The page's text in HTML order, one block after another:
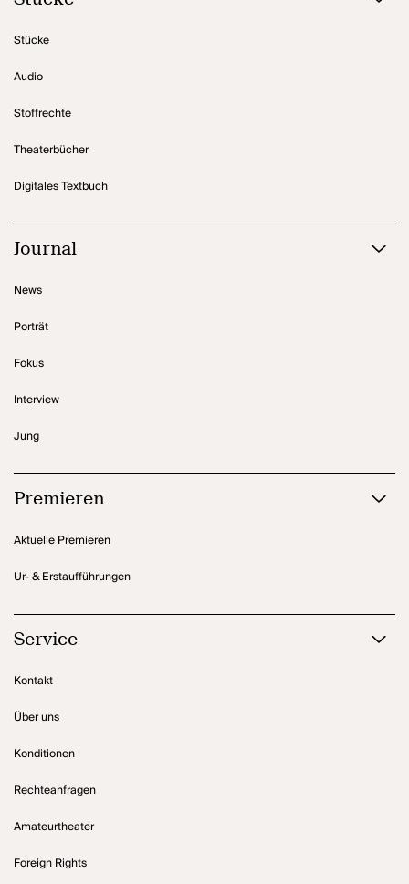
Stücke
Audio
Stoffrechte
Theaterbücher
Digitales Textbuch
Journal
News
Porträt
Fokus
Interview
Jung
Premieren
Aktuelle Premieren
Ur- & Erstaufführungen
Service
Kontakt
Über uns
Konditionen
Rechteanfragen
Amateurtheater
Foreign Rights